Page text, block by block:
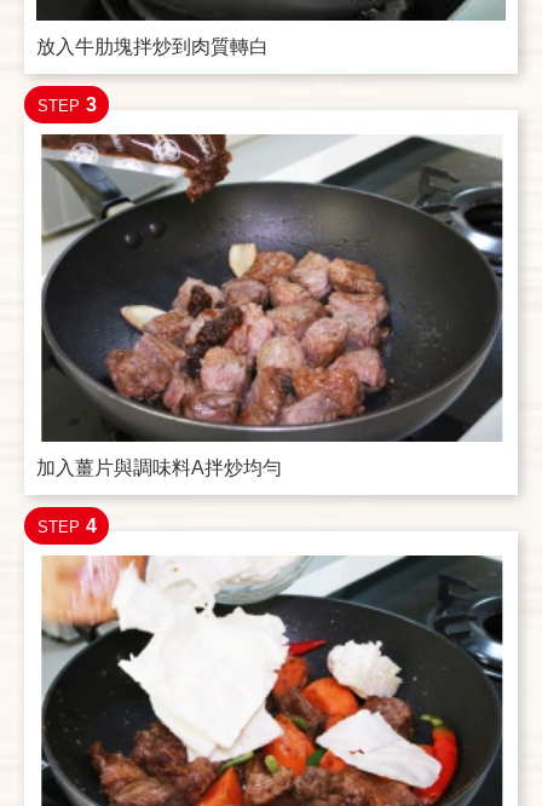
放入牛肋塊拌炒到肉質轉白
STEP 3
加入薑片與調味料A拌炒均勻
STEP 4